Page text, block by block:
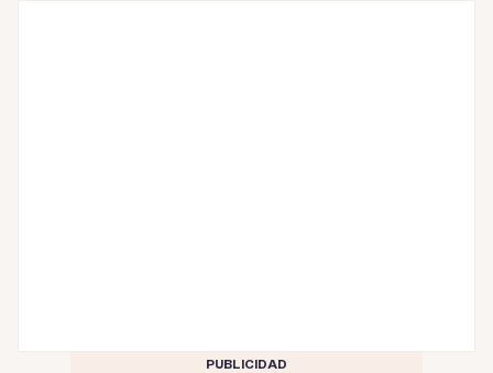
PUBLICIDAD